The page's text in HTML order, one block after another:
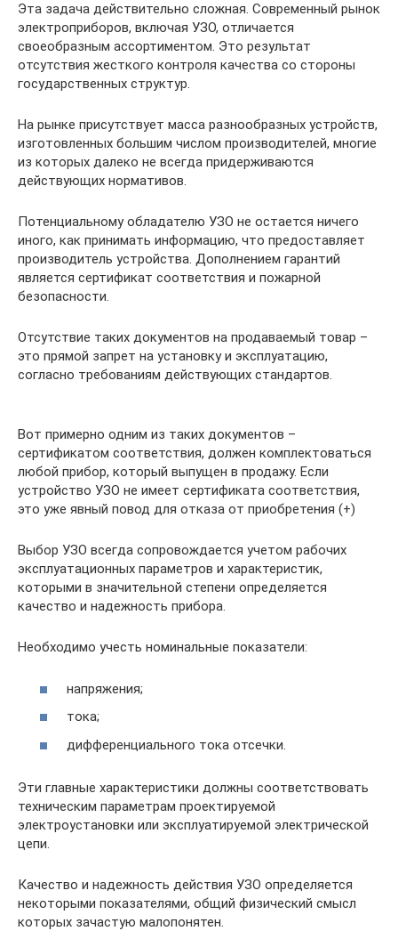
Эта задача действительно сложная. Современный рынок
электроприборов, включая УЗО, отличается
своеобразным ассортиментом. Это результат
отсутствия жесткого контроля качества со стороны
государственных структур.
На рынке присутствует масса разнообразных устройств,
изготовленных большим числом производителей, многие
из которых далеко не всегда придерживаются
действующих нормативов.
Потенциальному обладателю УЗО не остается ничего
иного, как принимать информацию, что предоставляет
производитель устройства. Дополнением гарантий
является сертификат соответствия и пожарной
безопасности.
Отсутствие таких документов на продаваемый товар –
это прямой запрет на установку и эксплуатацию,
согласно требованиям действующих стандартов.
Вот примерно одним из таких документов –
сертификатом соответствия, должен комплектоваться
любой прибор, который выпущен в продажу. Если
устройство УЗО не имеет сертификата соответствия,
это уже явный повод для отказа от приобретения (+)
Выбор УЗО всегда сопровождается учетом рабочих
эксплуатационных параметров и характеристик,
которыми в значительной степени определяется
качество и надежность прибора.
Необходимо учесть номинальные показатели:
напряжения;
тока;
дифференциального тока отсечки.
Эти главные характеристики должны соответствовать
техническим параметрам проектируемой
электроустановки или эксплуатируемой электрической
цепи.
Качество и надежность действия УЗО определяется
некоторыми показателями, общий физический смысл
которых зачастую малопонятен.